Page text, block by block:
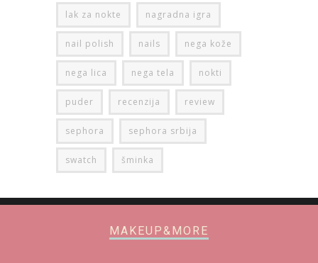
lak za nokte nagradna igra
nail polish nails nega kože
nega lica nega tela nokti
puder recenzija review
sephora sephora srbija
swatch šminka
MAKEUP&MORE